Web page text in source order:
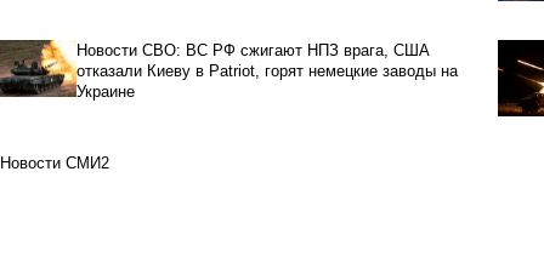
Новости СВО: ВС РФ сжигают НПЗ врага, США
отказали Киеву в Patriot, горят немецкие заводы на
Украине
Новости СМИ2